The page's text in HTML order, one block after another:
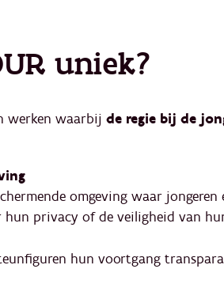
uniek?
werken waarbij de regie bij de
omgeving waar
privacy of de veiligheid van
hun voortgang